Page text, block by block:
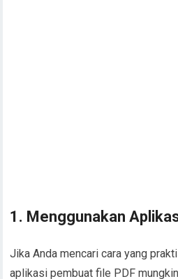
1. Menggunakan
Jika Anda mencari cara yang
aplikasi pembuat file PDF